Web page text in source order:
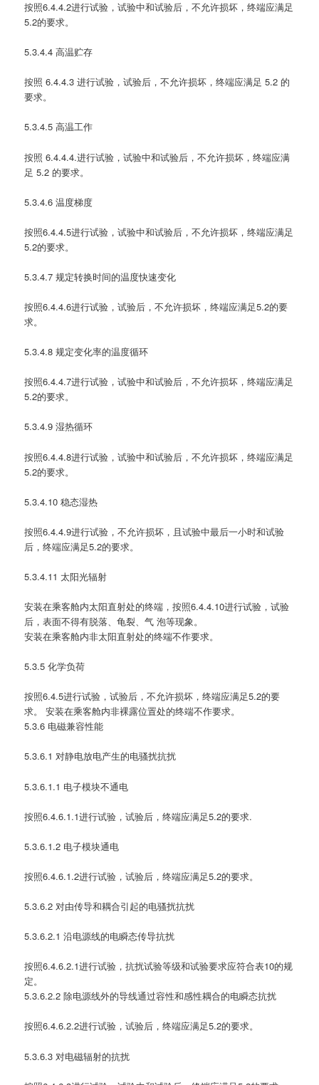
按照6.4.4.2进行试验，试验中和试验后，不允许损坏，终端应满足
5.2的要求。
5.3.4.4 高温贮存
按照 6.4.4.3 进行试验，试验后，不允许损坏，终端应满足 5.2 的
要求。
5.3.4.5 高温工作
按照 6.4.4.4.进行试验，试验中和试验后，不允许损坏，终端应满
足 5.2 的要求。
5.3.4.6 温度梯度
按照6.4.4.5进行试验，试验中和试验后，不允许损坏，终端应满足
5.2的要求。
5.3.4.7 规定转换时间的温度快速变化
按照6.4.4.6进行试验，试验后，不允许损坏，终端应满足5.2的要
求。
5.3.4.8 规定变化率的温度循环
按照6.4.4.7进行试验，试验中和试验后，不允许损坏，终端应满足
5.2的要求。
5.3.4.9 湿热循环
按照6.4.4.8进行试验，试验中和试验后，不允许损坏，终端应满足
5.2的要求。
5.3.4.10 稳态湿热
按照6.4.4.9进行试验，不允许损坏，且试验中最后一小时和试验
后，终端应满足5.2的要求。
5.3.4.11 太阳光辐射
安装在乘客舱内太阳直射处的终端，按照6.4.4.10进行试验，试验
后，表面不得有脱落、龟裂、气 泡等现象。
安装在乘客舱内非太阳直射处的终端不作要求。
5.3.5 化学负荷
按照6.4.5进行试验，试验后，不允许损坏，终端应满足5.2的要
求。 安装在乘客舱内非裸露位置处的终端不作要求。
5.3.6 电磁兼容性能
5.3.6.1 对静电放电产生的电骚扰抗扰
5.3.6.1.1 电子模块不通电
按照6.4.6.1.1进行试验，试验后，终端应满足5.2的要求.
5.3.6.1.2 电子模块通电
按照6.4.6.1.2进行试验，试验后，终端应满足5.2的要求。
5.3.6.2 对由传导和耦合引起的电骚扰抗扰
5.3.6.2.1 沿电源线的电瞬态传导抗扰
按照6.4.6.2.1进行试验，抗扰试验等级和试验要求应符合表10的规
定。
5.3.6.2.2 除电源线外的导线通过容性和感性耦合的电瞬态抗扰
按照6.4.6.2.2进行试验，试验后，终端应满足5.2的要求。
5.3.6.3 对电磁辐射的抗扰